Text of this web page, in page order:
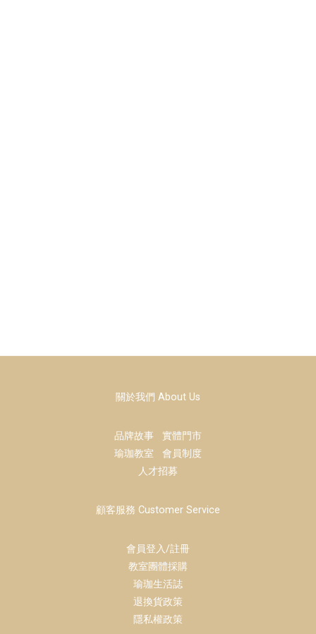
關於我們 About Us
品牌故事 實體門市
瑜珈教室 會員制度
人才招募
顧客服務 Customer Service
會員登入/註冊
教室團體採購
瑜珈生活誌
退換貨政策
隱私權政策